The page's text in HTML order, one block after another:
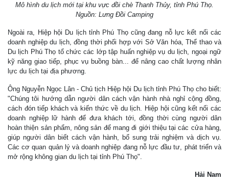
Mô hình du lịch mới tại khu vực đồi chè Thanh Thủy, tỉnh Phú Thọ.
Nguồn: Lưng Đồi Camping
Ngoài ra, Hiệp hội Du lịch tỉnh Phú Thọ cũng đang nỗ lực kết nối các
doanh nghiệp du lịch, đồng thời phối hợp với Sở Văn hóa, Thể thao và
Du lịch Phú Thọ tổ chức các lớp tập huấn nghiệp vụ du lịch, ngoại ngữ
kỹ năng giao tiếp, phục vụ buồng bàn... để nâng cao chất lượng nhân
lực du lịch tại địa phương.
Ông Nguyễn Ngọc Lân - Chủ tịch Hiệp hội Du lịch tỉnh Phú Thọ cho biết:
"Chúng tôi hướng dẫn người dân cách vận hành nhà nghỉ cộng đồng,
cách đón tiếp khách và kiến thức về du lịch. Hiệp hội cũng kết nối các
doanh nghiệp lữ hành để đưa khách tới, đồng thời cùng người dân
hoàn thiện sản phẩm, nông sản để mang đi giới thiệu tại các cửa hàng,
giúp người dân biết cách vận hành, bổ sung trải nghiệm và dịch vụ.
Các cơ quan quản lý và doanh nghiệp đang nỗ lực đầu tư, phát triển và
mở rộng không gian du lịch tại tỉnh Phú Thọ".
Hải Nam